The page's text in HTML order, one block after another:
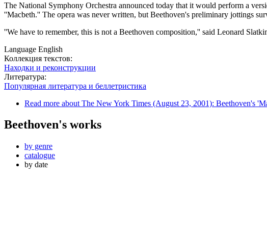
The National Symphony Orchestra announced today that it would perform a
''Macbeth.'' The opera was never written, but Beethoven's preliminary jottings
''We have to remember, this is not a Beethoven composition,'' said Leonard
Language English
Коллекция текстов:
Находки и реконструкции
Литература:
Популярная литература и беллетристика
Read more about The New York Times (August 23, 2001): Beethoven's
Beethoven's works
by genre
catalogue
by date